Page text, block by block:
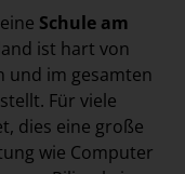
Schule am
ist hart von
und im gesamten
Für viele
dies eine große
wie Computer